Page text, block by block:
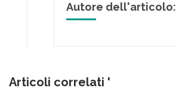
Autore dell'articolo:
Articoli correlati '